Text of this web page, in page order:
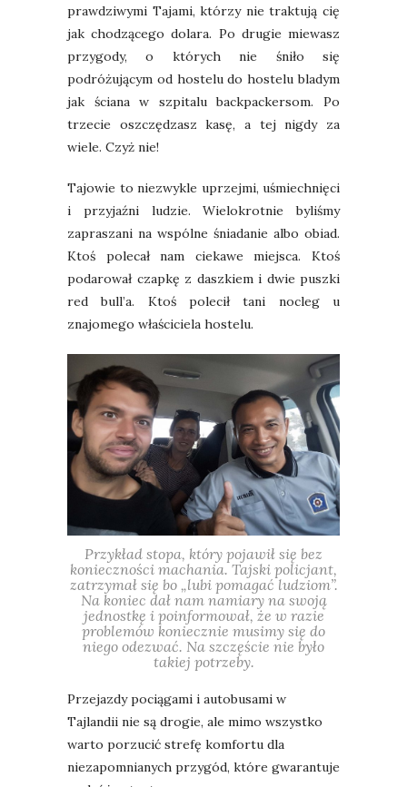
prawdziwymi Tajami, którzy nie traktują cię
jak chodzącego dolara. Po drugie miewasz
przygody, o których nie śniło się
podróżującym od hostelu do hostelu bladym
jak ściana w szpitalu backpackersom. Po
trzecie oszczędzasz kasę, a tej nigdy za
wiele. Czyż nie!
Tajowie to niezwykle uprzejmi, uśmiechnięci
i przyjaźni ludzie. Wielokrotnie byliśmy
zapraszani na wspólne śniadanie albo obiad.
Ktoś polecał nam ciekawe miejsca. Ktoś
podarował czapkę z daszkiem i dwie puszki
red bull’a. Ktoś polecił tani nocleg u
znajomego właściciela hostelu.
Przykład stopa, który pojawił się bez
konieczności machania. Tajski policjant,
zatrzymał się bo „lubi pomagać ludziom”.
Na koniec dał nam namiary na swoją
jednostkę i poinformował, że w razie
problemów koniecznie musimy się do
niego odezwać. Na szczęście nie było
takiej potrzeby.
Przejazdy pociągami i autobusami w
Tajlandii nie są drogie, ale mimo wszystko
warto porzucić strefę komfortu dla
niezapomnianych przygód, które gwarantuje